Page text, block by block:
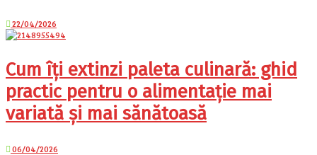
22/04/2026
Cum îți extinzi paleta culinară: ghid
practic pentru o alimentație mai
variată și mai sănătoasă
06/04/2026